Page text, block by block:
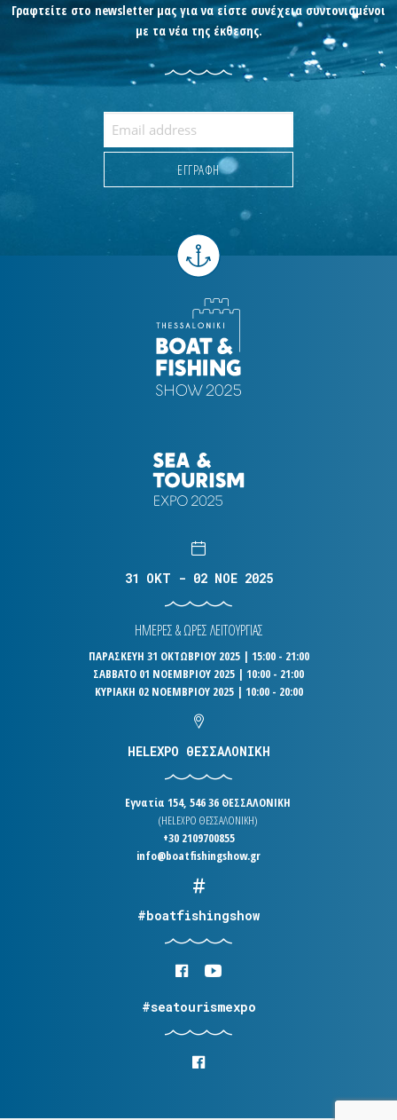
Γραφτείτε στο newsletter μας για να είστε συνέχεια συντονισμένοι
με τα νέα της έκθεσης.
31 OKT - 02 NOE 2025
ΗΜΕΡΕΣ & ΩΡΕΣ ΛΕΙΤΟΥΡΓΙΑΣ
ΠΑΡΑΣΚΕΥΗ 31 ΟΚΤΩΒΡΙΟΥ 2025 | 15:00 - 21:00
ΣΑΒΒΑΤΟ 01 ΝΟΕΜΒΡΙΟΥ 2025 | 10:00 - 21:00
ΚΥΡΙΑΚΗ 02 ΝΟΕΜΒΡΙΟΥ 2025 | 10:00 - 20:00
HELEXPO ΘΕΣΣΑΛΟΝΙΚΗ
Εγνατία 154, 546 36 ΘΕΣΣΑΛΟΝΙΚΗ
(HELEXPO ΘΕΣΣΑΛΟΝΙΚΗ)
+30 2109700855
info@boatfishingshow.gr
#boatfishingshow
#seatourismexpo